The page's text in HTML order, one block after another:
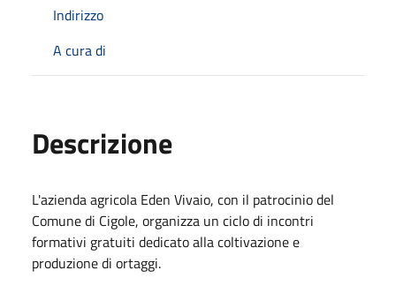
Indirizzo
A cura di
Descrizione
L'azienda agricola Eden Vivaio, con il patrocinio del
Comune di Cigole, organizza un ciclo di incontri
formativi gratuiti dedicato alla coltivazione e
produzione di ortaggi.